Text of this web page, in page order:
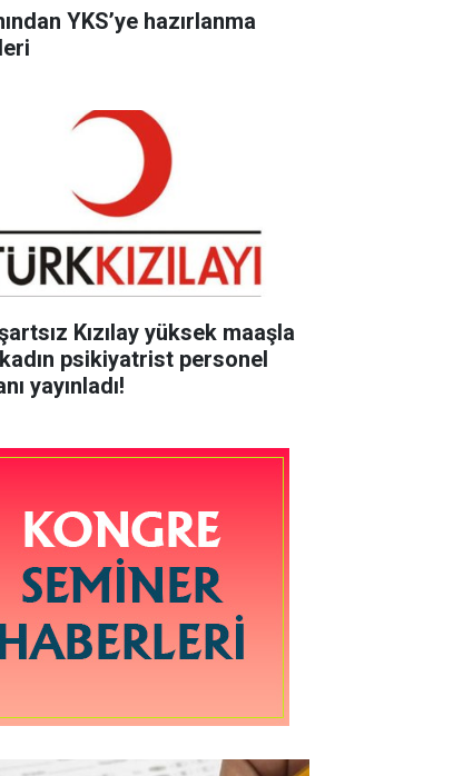
YKS’ye hazırlanma
Kızılay yüksek maaşla
psikiyatrist personel
yayınladı!